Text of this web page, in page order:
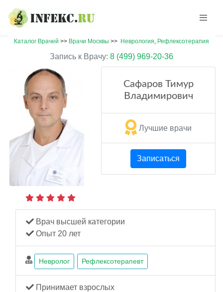
Каталог Врачей >> Врачи Москвы >> Неврология, Рефлексотерапия
Запись к Врачу: 8 (499) 969-20-36
Сафаров Тимур
Владимирович
Лучшие врачи
Записаться
Врач высшей категории
Опыт 20 лет
Невролог Рефлексотерапевт
Принимает взрослых